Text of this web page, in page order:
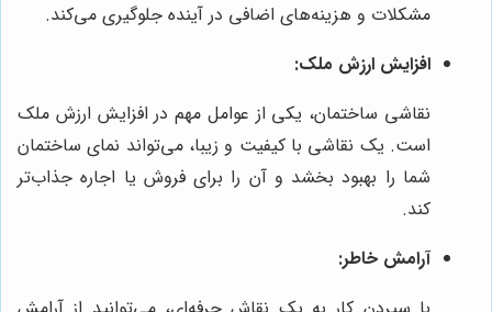
مشکلات و هزینه‌های اضافی در آینده جلوگیری می‌کند.
افزایش ارزش ملک:
نقاشی ساختمان، یکی از عوامل مهم در افزایش ارزش ملک
است. یک نقاشی با کیفیت و زیبا، می‌تواند نمای ساختمان
شما را بهبود بخشد و آن را برای فروش یا اجاره جذاب‌تر
کند.
آرامش خاطر: